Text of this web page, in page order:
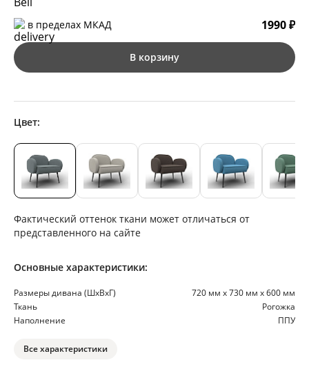
в пределах МКАД 1990 ₽
В корзину
Цвет:
Фактический оттенок ткани может отличаться от
представленного на сайте
Основные характеристики:
Размеры дивана (ШхВхГ)
720 мм х 730 мм х 600 мм
Ткань
Рогожка
Наполнение
ППУ
Все характеристики